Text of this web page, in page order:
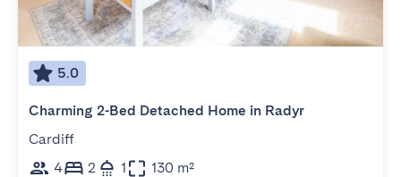
5.0
Charming 2-Bed Detached Home in Radyr
Cardiff
4
2 1 130 m²